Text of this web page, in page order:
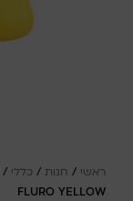
ראשי / חנות / כללי /
FLURO YELLOW